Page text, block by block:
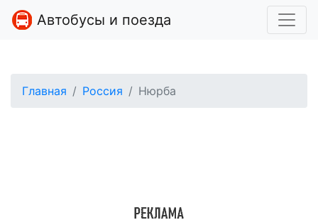
Автобусы и поезда
Главная Россия Нюрба